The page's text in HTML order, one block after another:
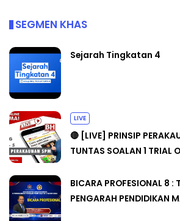
SEGMEN KHAS
Sejarah Tingkatan 4
LIVE
🔴 [LIVE] PRINSIP
TUNTAS SOALAN 1 TRIAL
BICARA PROFESIONAL 8 :
PENGARAH PENDIDIKAN